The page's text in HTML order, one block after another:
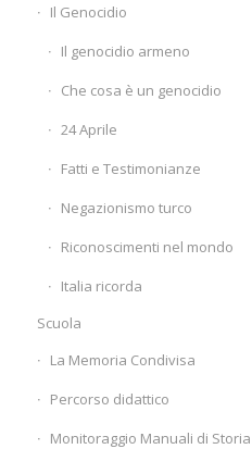
Il Genocidio
Il genocidio armeno
Che cosa è un genocidio
24 Aprile
Fatti e Testimonianze
Negazionismo turco
Riconoscimenti nel mondo
Italia ricorda
Scuola
La Memoria Condivisa
Percorso didattico
Monitoraggio Manuali di Storia